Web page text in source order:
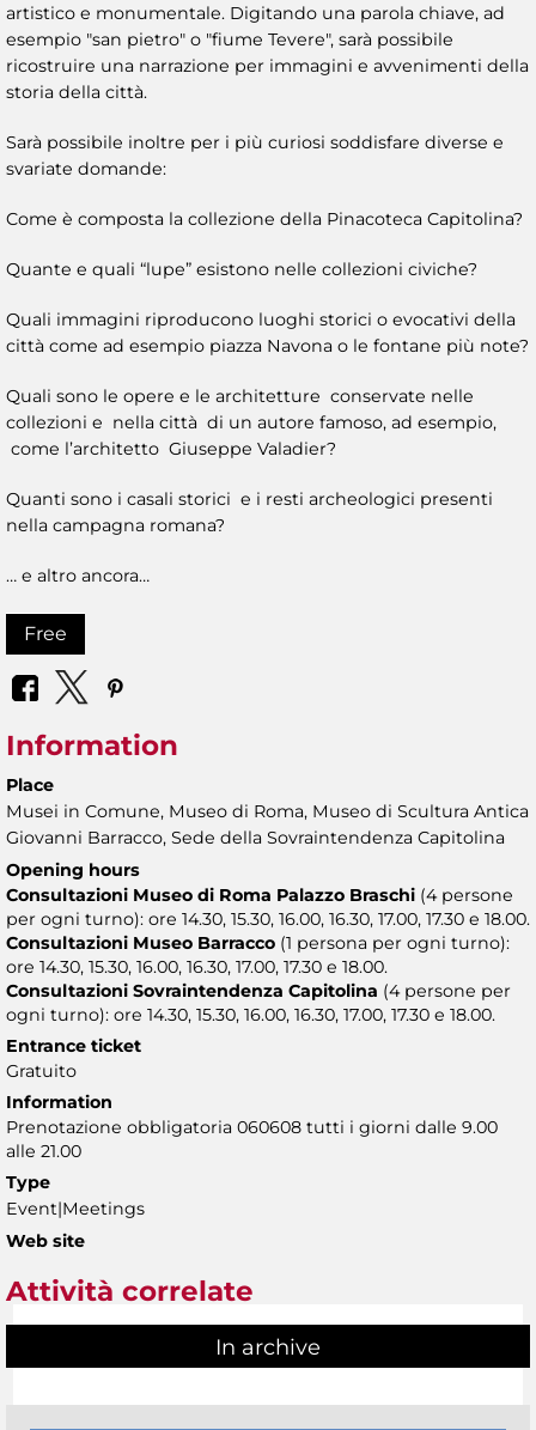
artistico e monumentale. Digitando una parola chiave, ad
esempio "san pietro" o "fiume Tevere", sarà possibile
ricostruire una narrazione per immagini e avvenimenti della
storia della città.
Sarà possibile inoltre per i più curiosi soddisfare diverse e
svariate domande:
Come è composta la collezione della Pinacoteca Capitolina?
Quante e quali “lupe” esistono nelle collezioni civiche?
Quali immagini riproducono luoghi storici o evocativi della
città come ad esempio piazza Navona o le fontane più note?
Quali sono le opere e le architetture conservate nelle
collezioni e nella città di un autore famoso, ad esempio,
come l’architetto Giuseppe Valadier?
Quanti sono i casali storici e i resti archeologici presenti
nella campagna romana?
… e altro ancora…
Free
Information
Place
Musei in Comune, Museo di Roma, Museo di Scultura Antica
Giovanni Barracco, Sede della Sovraintendenza Capitolina
Opening hours
Consultazioni Museo di Roma Palazzo Braschi (4 persone
per ogni turno): ore 14.30, 15.30, 16.00, 16.30, 17.00, 17.30 e 18.00.
Consultazioni Museo Barracco (1 persona per ogni turno):
ore 14.30, 15.30, 16.00, 16.30, 17.00, 17.30 e 18.00.
Consultazioni Sovraintendenza Capitolina (4 persone per
ogni turno): ore 14.30, 15.30, 16.00, 16.30, 17.00, 17.30 e 18.00.
Entrance ticket
Gratuito
Information
Prenotazione obbligatoria 060608 tutti i giorni dalle 9.00
alle 21.00
Type
Event|Meetings
Web site
Attività correlate
In archive